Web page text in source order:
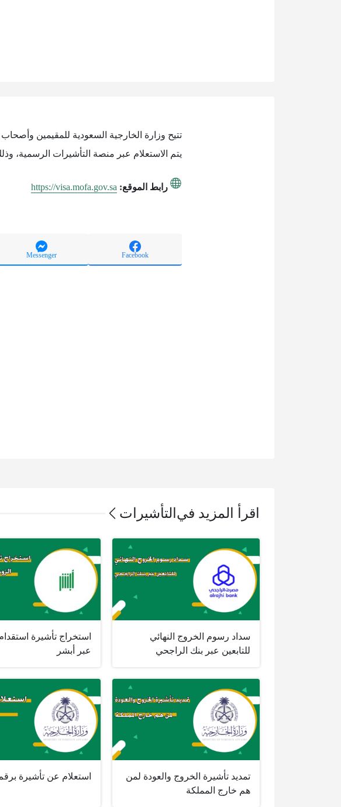
تتيح وزارة الخارجية السعودية للمقيمين
يتم الاستعلام عبر منصة التأشيرات الرسمية،
رابط الموقع: https://visa.mofa.gov.sa
Facebook
Messenger
اقرأ المزيد في التأشيرات
سداد رسوم الخروج النهائي
للتابعين عبر بنك الراجحي
استخراج تأشيرة
عبر أبشر
تمديد تأشيرة الخروج والعودة لمن
هم خارج المملكة
استعلام عن تأشيرة برقم